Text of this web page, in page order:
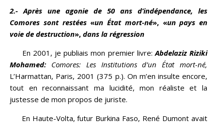
2.- Après une agonie de 50 ans d’indépendance, les
Comores sont restées«un État mort-né», «un pays en
voie de destruction», dans la régression
En 2001, je publiais mon premier livre:Abdelaziz Riziki
Mohamed: Comores: Les Institutions d’un État mort-né,
L’Harmattan, Paris, 2001 (375 p.). On m’en insulte encore,
tout en reconnaissant ma lucidité, mon réaliste et la
justesse de mon propos de juriste.
En Haute-Volta, futur Burkina Faso, René Dumont avait